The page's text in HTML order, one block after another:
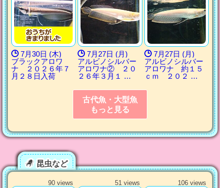
7月30日 (木)
ブラックアロワ
ナ ２０２６年７
月２８日入荷
7月27日 (月)
アルビノシルバー
アロワナ② ２０
２６年３月１ …
7月27日 (月)
アルビノシルバー
アロワナ 約１５
ｃｍ ２０２ …
古代魚・大型魚
もっと見る
昆虫など
90 views 51 views 106 views